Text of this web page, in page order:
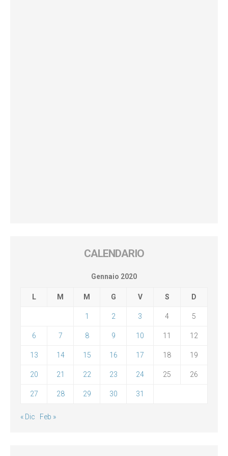
CALENDARIO
Gennaio 2020
L M M G V S D
1 2 3 4 5
6 7 8 9 10 11 12
13 14 15 16 17 18 19
20 21 22 23 24 25 26
27 28 29 30 31
« Dic Feb »